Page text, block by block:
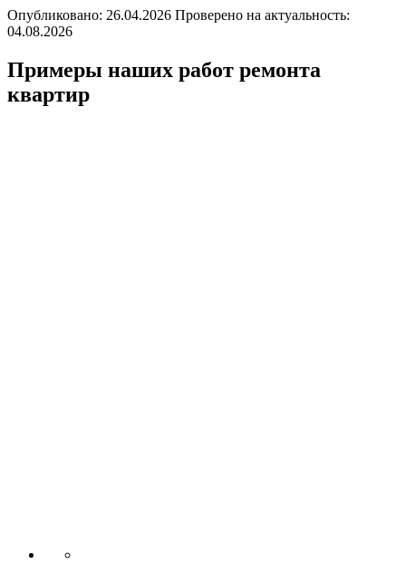
Опубликовано: 26.04.2026 Проверено на актуальность:
04.08.2026
Примеры наших работ ремонта
квартир